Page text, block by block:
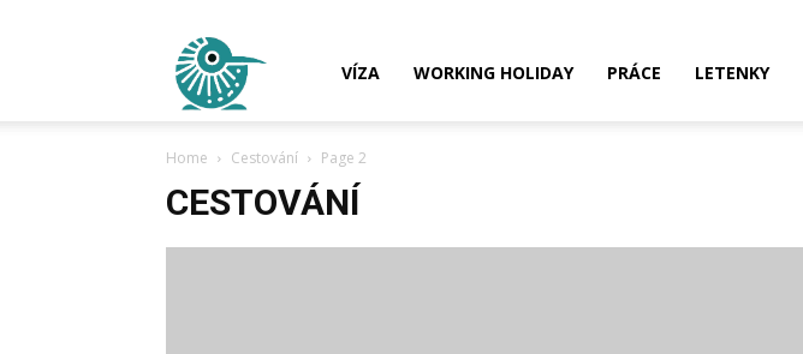
Zéland
VÍZA WORKING HOLIDAY PRÁCE LETENKY
Home Cestování Page 2
CESTOVÁNÍ